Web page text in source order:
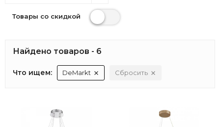
Товары со скидкой
Найдено товаров - 6
Что ищем: DeMarkt Сбросить